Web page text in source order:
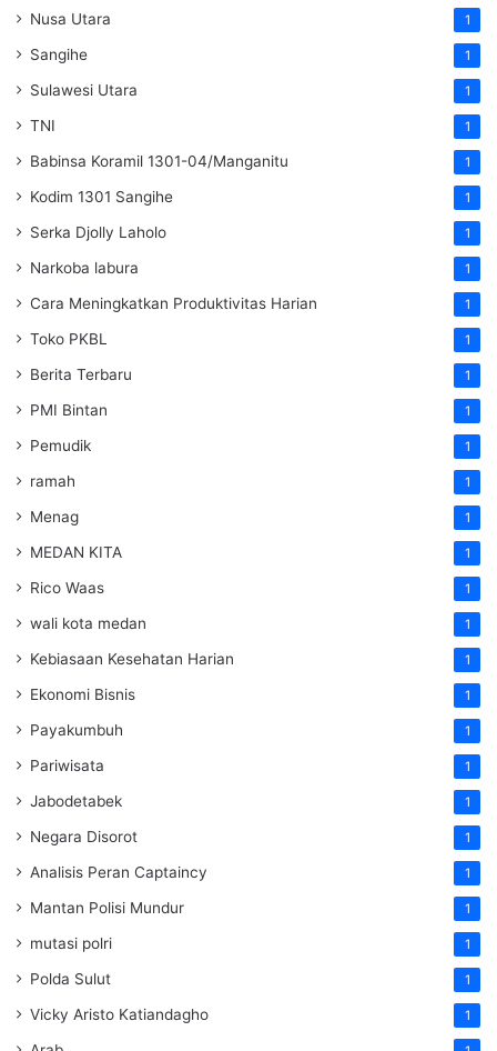
Nusa Utara 1
Sangihe 1
Sulawesi Utara 1
TNI 1
Babinsa Koramil 1301-04/Manganitu 1
Kodim 1301 Sangihe 1
Serka Djolly Laholo 1
Narkoba labura 1
Cara Meningkatkan Produktivitas Harian 1
Toko PKBL 1
Berita Terbaru 1
PMI Bintan 1
Pemudik 1
ramah 1
Menag 1
MEDAN KITA 1
Rico Waas 1
wali kota medan 1
Kebiasaan Kesehatan Harian 1
Ekonomi Bisnis 1
Payakumbuh 1
Pariwisata 1
Jabodetabek 1
Negara Disorot 1
Analisis Peran Captaincy 1
Mantan Polisi Mundur 1
mutasi polri 1
Polda Sulut 1
Vicky Aristo Katiandagho 1